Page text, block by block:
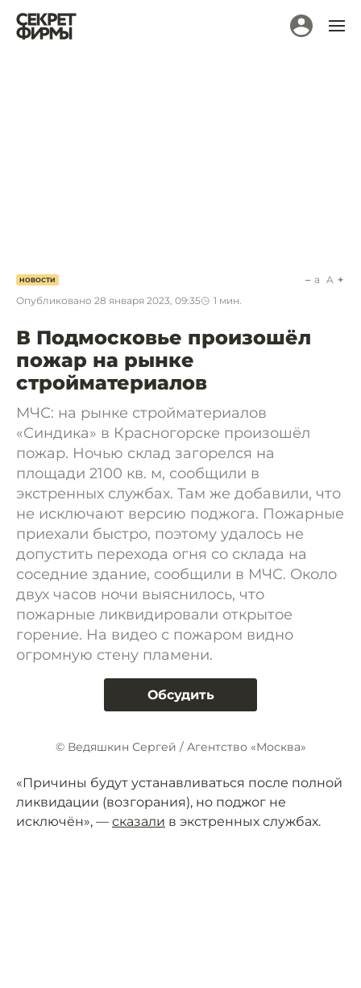
НОВОСТИ
Опубликовано 28 января 2023, 09:35 1 мин.
a A
В Подмосковье произошёл
пожар на рынке
стройматериалов
МЧС: на рынке стройматериалов
«Синдика» в Красногорске произошёл
пожар. Ночью склад загорелся на
площади 2100 кв. м, сообщили в
экстренных службах. Там же добавили, что
не исключают версию поджога. Пожарные
приехали быстро, поэтому удалось не
допустить перехода огня со склада на
соседние здание, сообщили в МЧС. Около
двух часов ночи выяснилось, что
пожарные ликвидировали открытое
горение. На видео с пожаром видно
огромную стену пламени.
Обсудить
© Ведяшкин Сергей / Агентство «Москва»
«Причины будут устанавливаться после полной
ликвидации (возгорания), но поджог не
исключён», — сказали в экстренных службах.